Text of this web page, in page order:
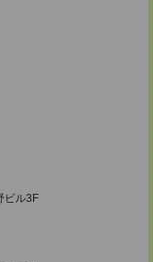
ビル3F